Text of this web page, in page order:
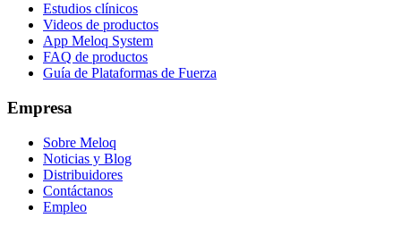
Estudios clínicos
Videos de productos
App Meloq System
FAQ de productos
Guía de Plataformas de Fuerza
Empresa
Sobre Meloq
Noticias y Blog
Distribuidores
Contáctanos
Empleo